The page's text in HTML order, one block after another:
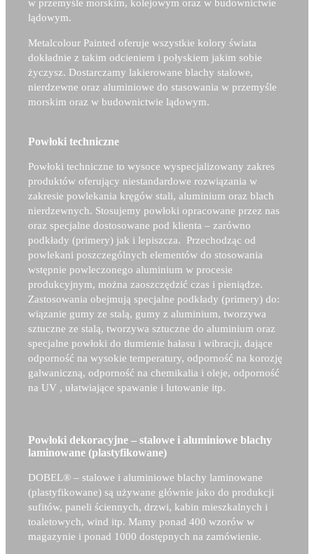
w przemyśle morskim, kolejowym oraz w budownictwie
lądowym.
Metalcolour Painted oferuje wszystkie kolory świata
dokładnie z takim odcieniem i połyskiem jakim sobie
życzysz. Dostarczamy lakierowane blachy stalowe,
nierdzewne oraz aluminiowe do stasowania w przemyśle
morskim oraz w budownictwie lądowym.
Powłoki techniczne
Powłoki techniczne to wysoce wyspecjalizowany zakres
produktów oferujący niestandardowe rozwiązania w
zakresie powlekania kręgów stali, aluminium oraz blach
nierdzewnych. Stosujemy powłoki opracowane przez nas
oraz specjalne dostosowane pod klienta – zarówno
podkłady (primery) jak i lepiszcza. Przechodząc od
powlekani poszczególnych elementów do stosowania
wstępnie powleczonego aluminium w procesie
produkcyjnym, można zaoszczędzić czas i pieniądze.
Zastosowania obejmują specjalne podkłady (primery) do:
wiązanie gumy ze stalą, gumy z aluminium, tworzywa
sztuczne ze stalą, tworzywa sztuczne do aluminium oraz
specjalne powłoki do tłumienie hałasu i wibracji, dające
odporność na wysokie temperatury, odporność na korozję
galwaniczną, odporność na chemikalia i oleje, odporność
na UV , ułatwiające spawanie i lutowanie itp.
Powłoki dekoracyjne – stalowe i aluminiowe blachy
laminowane (plastyfikowane)
DOBEL® –stalowe i aluminiowe blachy laminowane
(plastyfikowane) są używane głównie jako do produkcji
sufitów, paneli ściennych, drzwi, kabin mieszkalnych i
toaletowych, wind itp. Mamy ponad 400 wzorów w
magazynie i ponad 1000 dostępnych na zamówienie.